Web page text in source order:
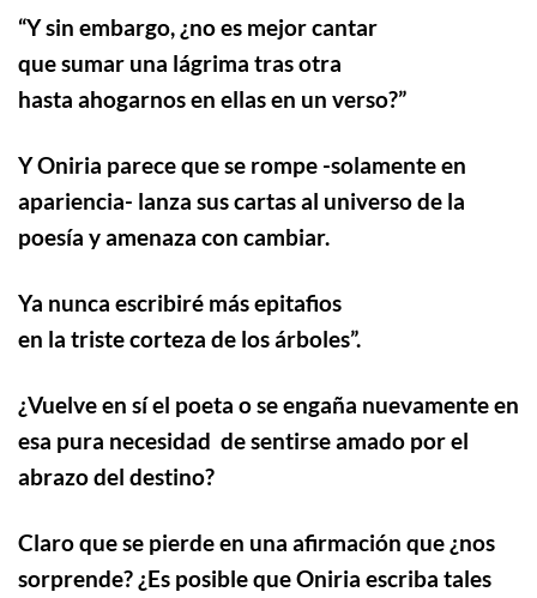
“Y sin embargo, ¿no es mejor cantar
que sumar una lágrima tras otra
hasta ahogarnos en ellas en un verso?”
Y Oniria parece que se rompe -solamente en
apariencia- lanza sus cartas al universo de la
poesía y amenaza con cambiar.
Ya nunca escribiré más epitafios
en la triste corteza de los árboles”.
¿Vuelve en sí el poeta o se engaña nuevamente en
esa pura necesidad de sentirse amado por el
abrazo del destino?
Claro que se pierde en una afirmación que ¿nos
sorprende? ¿Es posible que Oniria escriba tales